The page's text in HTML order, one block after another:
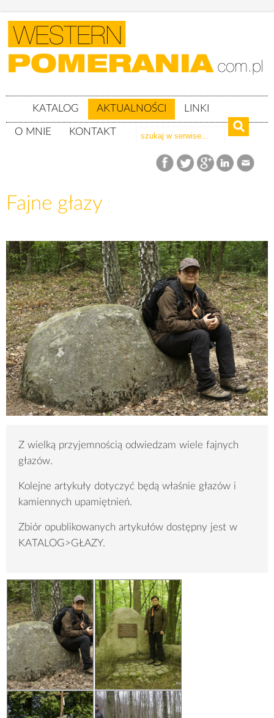
KATALOG AKTUALNOŚCI LINKI
O MNIE KONTAKT
Aktualności Fajne głazy
Fajne głazy
Z wielką przyjemnością odwiedzam wiele fajnych
głazów.
Kolejne artykuły dotyczyć będą właśnie głazów i
kamiennych upamiętnień.
Zbiór opublikowanych artykułów dostępny jest w
KATALOG>GŁAZY.